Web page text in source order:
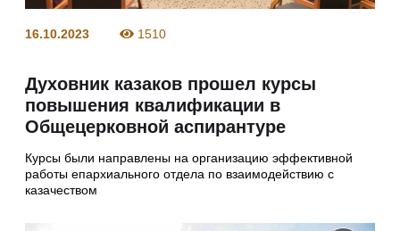
16.10.2023 1510
Духовник казаков прошел курсы
повышения квалификации в
Общецерковной аспирантуре
Курсы были направлены на организацию эффективной
работы епархиального отдела по взаимодействию с
казачеством